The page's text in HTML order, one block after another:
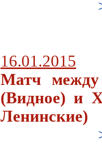
16.01.2015
Mатч
(Видное) и
Ленинские)